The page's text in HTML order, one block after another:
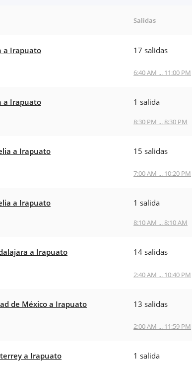
Salidas
a Irapuato 17 salidas
6:40 AM ... 11:00 PM
a Irapuato 1 salida
8:30 PM ... 8:30 PM
a Irapuato 15 salidas
7:00 AM ... 10:20 PM
a Irapuato 1 salida
8:10 AM ... 8:10 AM
a Irapuato 14 salidas
2:40 AM ... 10:40 PM
de México a Irapuato 13 salidas
2:00 AM ... 11:59 PM
a Irapuato 1 salida